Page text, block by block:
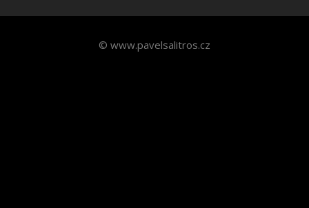
© www.pavelsalitros.cz